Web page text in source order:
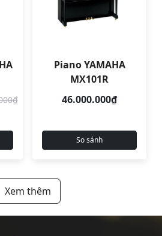
Piano YAMAHA
MX101R
46.000.000₫
So sánh
Xem thêm